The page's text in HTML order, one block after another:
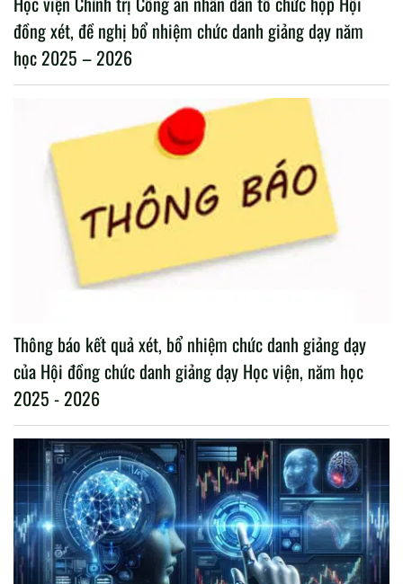
đồng xét, đề nghị bổ nhiệm chức danh giảng dạy năm
học 2025 – 2026
Thông báo kết quả xét, bổ nhiệm chức danh giảng dạy
của Hội đồng chức danh giảng dạy Học viện, năm học
2025 - 2026